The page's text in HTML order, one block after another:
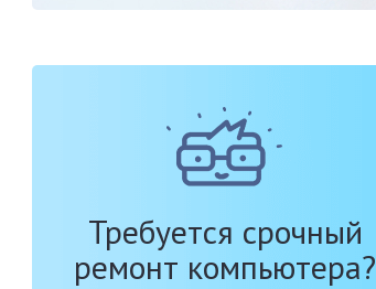
Требуется срочный
ремонт компьютера?